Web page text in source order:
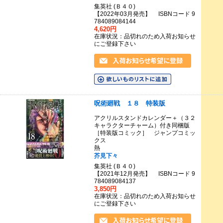
集英社 (Ｂ４０)
【2022年03月発売】 ISBNコード 9
784089084144
4,620円
在庫状況：品切れのため入荷お知らせ
にご登録下さい
呪術廻戦 １８ 特装版
アクリルスタンドカレンダー＋（３２
キャラクターチャーム）付き同梱版
［特装版コミック］ ジャンプコミッ
クス
熱
芥見下々
集英社 (Ｂ４０)
【2021年12月発売】 ISBNコード 9
784089084137
3,850円
在庫状況：品切れのため入荷お知らせ
にご登録下さい